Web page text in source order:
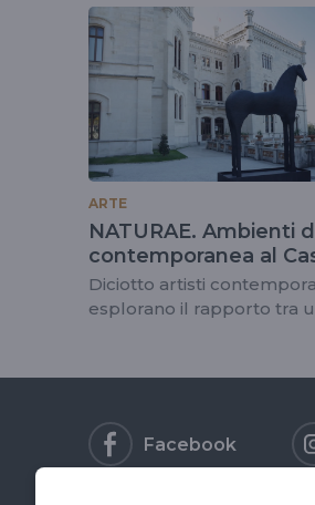
tag
ARTE
NATURAE. Ambienti
contemporanea al
Miramare
Diciotto artisti
esplorano il rapporto tra
Facebook